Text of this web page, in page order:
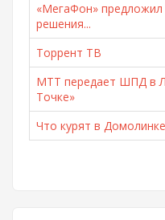
«МегаФон» предложил
решения...
Торрент ТВ
МТТ передает ШПД в
Точке»
Что курят в